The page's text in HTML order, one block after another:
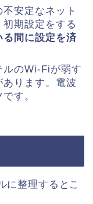
不安定なネット
期設定をする
る間に設定を済
ルのWi-Fiが弱す
ります。電波
す。
に整理するとこ